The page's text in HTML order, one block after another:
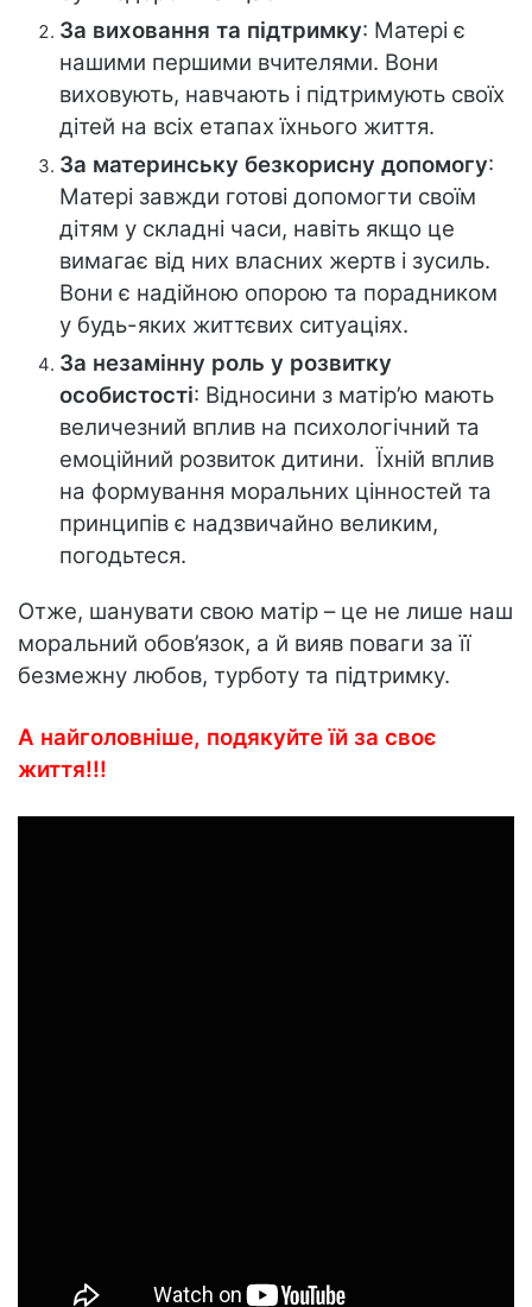
За виховання та підтримку: Матері є
нашими першими вчителями. Вони
виховують, навчають і підтримують своїх
дітей на всіх етапах їхнього життя.
За материнську безкорисну допомогу:
Матері завжди готові допомогти своїм
дітям у складні часи, навіть якщо це
вимагає від них власних жертв і зусиль.
Вони є надійною опорою та порадником
у будь-яких життєвих ситуаціях.
За незамінну роль у розвитку
особистості: Відносини з матір’ю мають
величезний вплив на психологічний та
емоційний розвиток дитини. Їхній вплив
на формування моральних цінностей та
принципів є надзвичайно великим,
погодьтеся.
Отже, шанувати свою матір – це не лише наш
моральний обов’язок, а й вияв поваги за її
безмежну любов, турботу та підтримку.
А найголовніше, подякуйте їй за своє
життя!!!